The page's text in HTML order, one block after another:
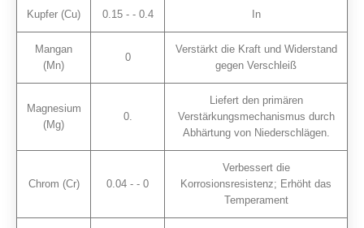
Kupfer (Cu) 0.15 - - 0.4 In
Mangan
(Mn)
0
Verstärkt die Kraft und Widerstand
gegen Verschleiß
Magnesium
(Mg)
0.
Liefert den primären
Verstärkungsmechanismus durch
Abhärtung von Niederschlägen.
Chrom (Cr) 0.04 - - 0
Verbessert die
Korrosionsresistenz; Erhöht das
Temperament